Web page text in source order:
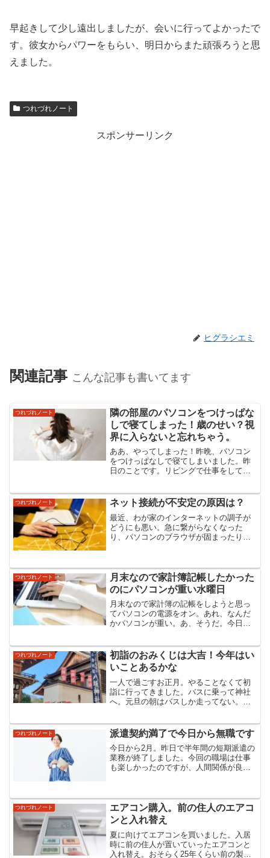
早起きして少し遠出しましたが、会いに行ってよかったで
す。彼女からパワーをもらい、明日からまた頑張ろうと思
えました。
つれづれノート
スポンサーリンク
ヒグラシエミ
関連記事 こんな記事も書いてます
つれづれノート
隣の部屋のパソコンをつけっぱな
しで寝てしまった！歳のせい？視
界に入らないと忘れちゃう。
ああ、やってしまった！昨晩、パソコン
をつけっぱなしで寝てしまいました。昨
日のことです。リビングで仕事をしてい
にパソコンを移動させました。作業の途
中だったので、時々パソコ...
つれづれノート ネット接続が不安定の原因は？
最近、わが家のインターネットの調子が
どうにも悪い。急に繋がらなくなった
り、パソコンのブラウザが固まったり。
ットも、Wi-Fiに繋がっ...
つれづれノート
月末なので家計簿記帳したかった
のにパソコンが重い水曜日
月末なので家計簿の記帳をしようと思っ
てパソコンの電源をオン。あれ、なんだ
かパソコンが重い。あ、そうだ。今日は
に、と思うのは私だけ？アップデート中
はパソコンがものす...
つれづれノート
初詣のおみくじは大吉！今年はい
いことあるかな
一人で過ごすお正月。やることなくて初
詣に行ってきました。バスに乗って神社
へ。元旦の朝はバスしか走ってない。車
出も少なく、並ばずにお参りできまし
た。おみくじを引くと「大吉...
つれづれノート 派遣契約満了で今日から無職です
今日から2月。昨日で半年間の短期派遣の
業務が終了しました。今回の職場は仕事
も楽しかったのですが、人間関係が良す
ルマザーと仕事夫が亡く...
つれづれノート
エアコン購入。前の住人のエアコ
ンと入れ替え
夏に向けてエアコンを買いました。入居
時に前の住人が置いていったエアコンと
入れ替え。おそらく25年くらい前の製